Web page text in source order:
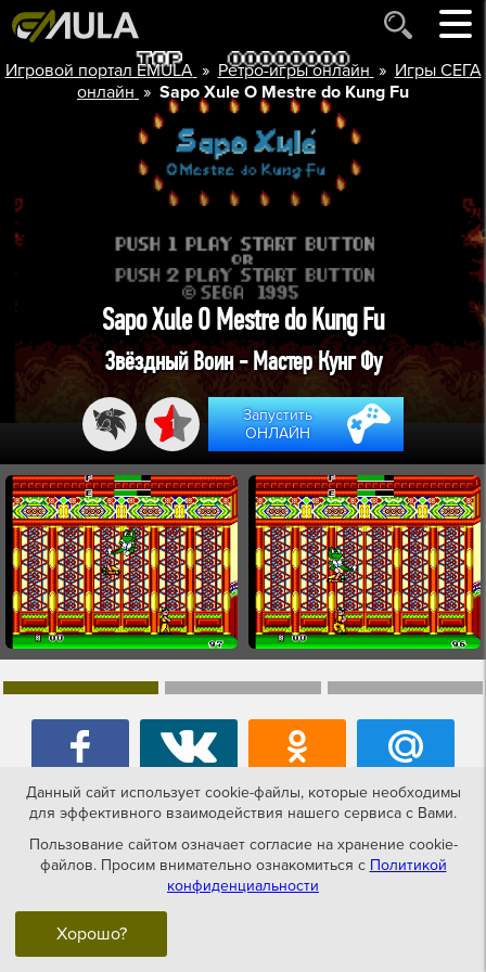
Игровой портал EMULA » Ретро-игры онлайн » Игры СЕГА
онлайн » Sapo Xule O Mestre do Kung Fu
Sapo Xule O Mestre do Kung Fu
Звёздный Воин - Мастер Кунг Фу
1
Запустить
ОНЛАЙН
Игры похожие на Sapo Xule O Mestre
Данный сайт использует cookie-файлы, которые необходимы
для эффективного взаимодействия нашего сервиса с Вами.
Пользование сайтом означает согласие на хранение cookie-
файлов. Просим внимательно ознакомиться с Политикой
конфиденциальности
Хорошо?